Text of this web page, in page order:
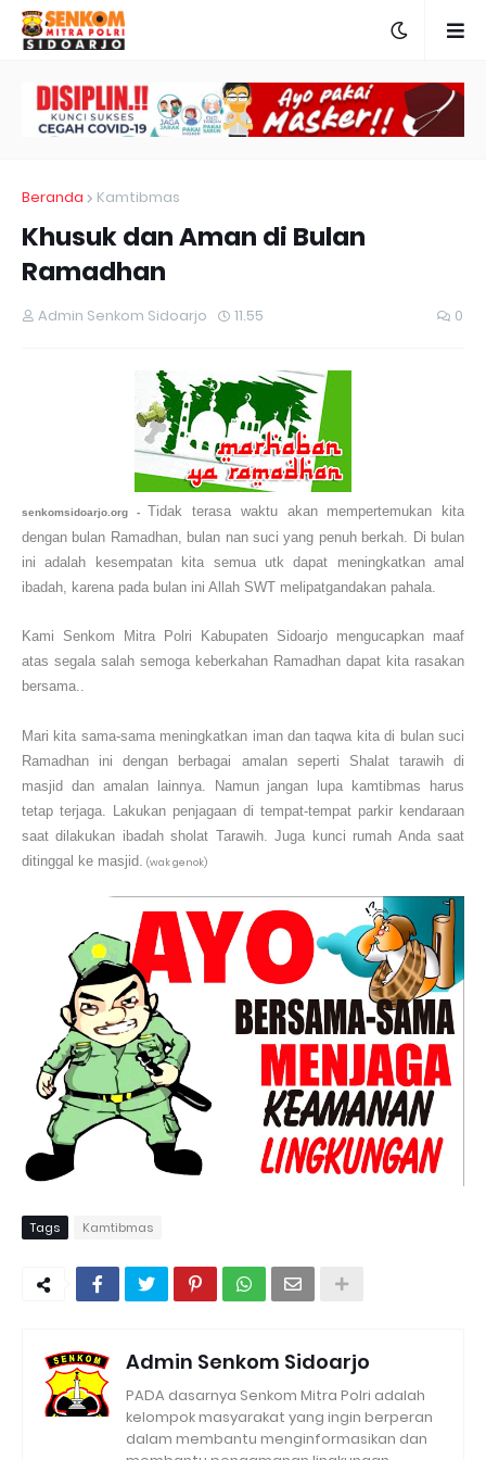
Beranda Kamtibmas
Khusuk dan Aman di Bulan
Ramadhan
Admin Senkom Sidoarjo 11.55 0
senkomsidoarjo.org - Tidak terasa waktu akan mempertemukan kita
dengan bulan Ramadhan, bulan nan suci yang penuh berkah. Di bulan
ini adalah kesempatan kita semua utk dapat meningkatkan amal
ibadah, karena pada bulan ini Allah SWT melipatgandakan pahala.
Kami Senkom Mitra Polri Kabupaten Sidoarjo mengucapkan maaf
atas segala salah semoga keberkahan Ramadhan dapat kita rasakan
bersama..
Mari kita sama-sama meningkatkan iman dan taqwa kita di bulan suci
Ramadhan ini dengan berbagai amalan seperti Shalat tarawih di
masjid dan amalan lainnya. Namun jangan lupa kamtibmas harus
tetap terjaga. Lakukan penjagaan di tempat-tempat parkir kendaraan
saat dilakukan ibadah sholat Tarawih. Juga kunci rumah Anda saat
ditinggal ke masjid. (wak genok)
Tags Kamtibmas
Admin Senkom Sidoarjo
PADA dasarnya Senkom Mitra Polri adalah
kelompok masyarakat yang ingin berperan
dalam membantu menginformasikan dan